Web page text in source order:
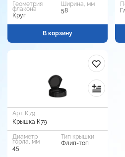
Геометрия
флакона
Круг
Ширина, мм
58
В корзину
Арт. К79
Крышка К79
Диаметр
горла, мм
45
Тип крышки
Флип-топ